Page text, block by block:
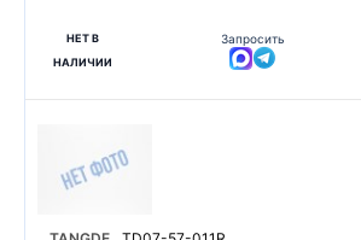
НЕТ В
НАЛИЧИИ
Запросить